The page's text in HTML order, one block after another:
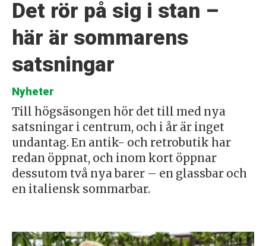
Det rör på sig i stan –
här är sommarens
satsningar
Nyheter
Till högsäsongen hör det till med nya
satsningar i centrum, och i år är inget
undantag. En antik- och retrobutik har
redan öppnat, och inom kort öppnar
dessutom två nya barer – en glassbar och
en italiensk sommarbar.